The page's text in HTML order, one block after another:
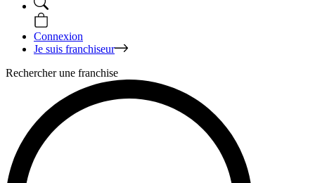
Connexion
Je suis franchiseur
Rechercher une franchise